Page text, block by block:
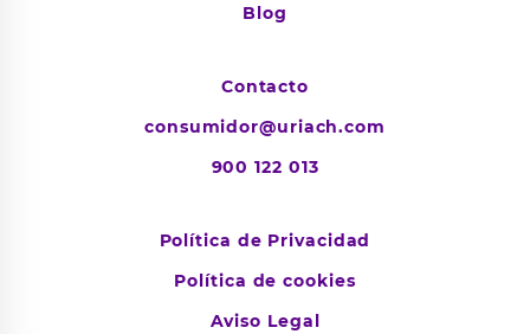
Blog
Contacto
consumidor@uriach.com
900 122 013
Política de Privacidad
Política de cookies
Aviso Legal